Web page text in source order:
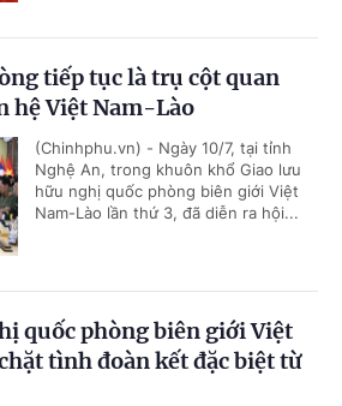
tiếp tục là trụ cột quan
hệ Việt Nam-Lào
(Chinhphu.vn) - Ngày 10/7, tại tỉnh
Nghệ An, trong khuôn khổ Giao lưu
hữu nghị quốc phòng biên giới Việt
Nam-Lào lần thứ 3, đã diễn ra hội...
quốc phòng biên giới Việt
tình đoàn kết đặc biệt từ